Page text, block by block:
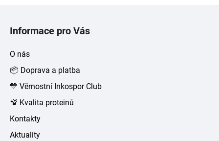
Informace pro Vás
O nás
📦 Doprava a platba
💛 Věrnostní Inkospor Club
💯 Kvalita proteinů
Kontakty
Aktuality